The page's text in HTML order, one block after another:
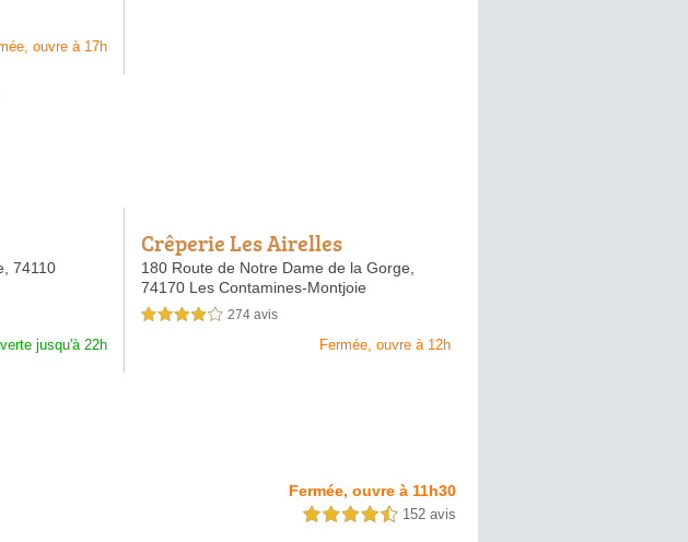
ouvre à 17h
74110
jusqu'à 22h
Crêperie Les Airelles
180 Route de Notre Dame de la Gorge,
74170 Les Contamines-Montjoie
4,0 étoiles sur 5 274 avis
Fermée, ouvre à 12h
Fermée, ouvre à 11h30
4,5 étoiles sur 5 152 avis